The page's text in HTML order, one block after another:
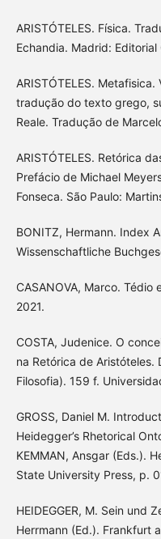
ARISTÓTELES. Física.
Echandia. Madrid: Editorial
ARISTÓTELES.
tradução do texto grego,
Reale. Tradução de
ARISTÓTELES. Retórica
Prefácio de Michael
Fonseca. São Paulo:
BONITZ, Hermann. Index
Wissenschaftliche
CASANOVA, Marco. Tédio
2021.
COSTA, Judenice. O
na Retórica de Aristóteles.
Filosofia). 159 f.
GROSS, Daniel M.
Heidegger’s Rhetorical
KEMMAN, Ansgar (Eds.).
State University Press, p.
HEIDEGGER, M. Sein und
Herrmann (Ed.). Frankfurt